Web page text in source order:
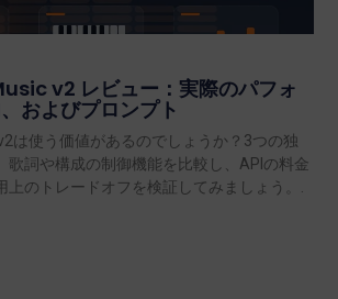
v2 レビュー：実際のパフォ
およびプロンプト
は使う価値があるのでしょうか？3つの独
歌詞や構成の制御機能を比較し、APIの料金
上のトレードオフを検証してみましょう。.